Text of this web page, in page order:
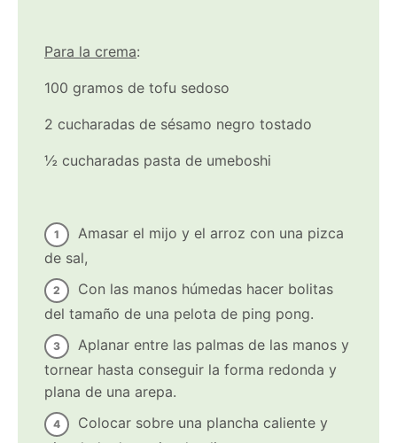
Para la crema:
100 gramos de tofu sedoso
2 cucharadas de sésamo negro tostado
½ cucharadas pasta de umeboshi
Amasar el mijo y el arroz con una pizca
de sal,
Con las manos húmedas hacer bolitas
del tamaño de una pelota de ping pong.
Aplanar entre las palmas de las manos y
tornear hasta conseguir la forma redonda y
plana de una arepa.
Colocar sobre una plancha caliente y